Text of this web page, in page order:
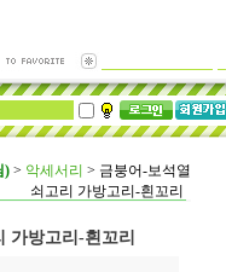
) > 악세서리 > 금붕어-보석열
쇠고리 가방고리-흰꼬리
가방고리-흰꼬리